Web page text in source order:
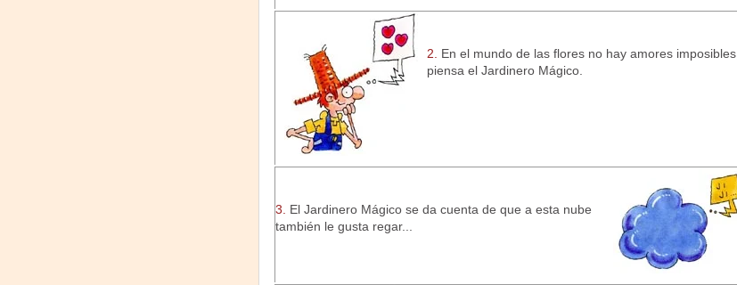
2.
En el mundo de las flores no hay amores imposibles,
piensa el Jardinero Mágico.
3.
El Jardinero Mágico se da cuenta de que a esta nube
también le gusta regar...